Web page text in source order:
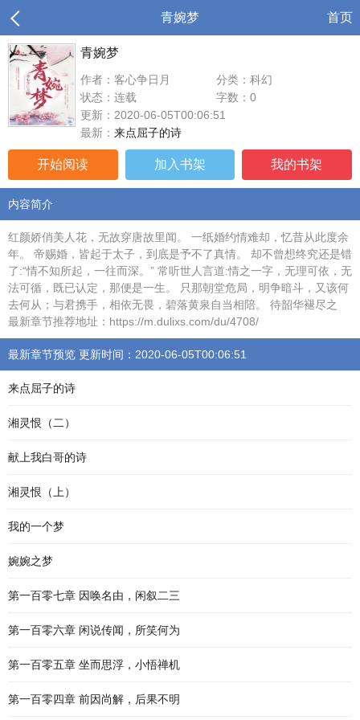
青婉梦 首页
青婉梦
作者：客心争日月
分类：科幻
状态：连载
字数：0
更新：2020-06-05T00:06:51
最新： 来点屈子的诗
开始阅读 加入书架 我的书架
内容简介
红颜娇俏美人花，无故穿唐故里闻。 一纸婚约情难却，忆昔从此度余
年。 帝赐婚，皆起于太子，到底是予不了真情。 却不曾想终究还是错
了:“情不知所起，一往而深。” 常听世人言道:情之一字，无理可依，无
法可循，既已认定，那便是一生。 只那朝堂危局，明争暗斗，又该何
去何从；与君携手，相依无畏，碧落黄泉自当相陪。 待韶华褪尽之
最新章节推荐地址：https://m.dulixs.com/du/4708/
最新章节预览 更新时间：2020-06-05T00:06:51
来点屈子的诗
湘灵恨（二）
献上我白哥的诗
湘灵恨（上）
我的一个梦
婉婉之梦
第一百零七章 因唤名由，闲叙二三
第一百零六章 闲说传闻，所笑何为
第一百零五章 坐而思浮，小悟禅机
第一百零四章 前因尚解，后果不明